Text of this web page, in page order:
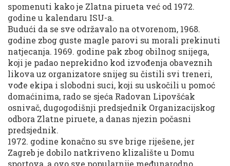
spomenuti kako je Zlatna pirueta već od 1972.
godine u kalendaru ISU-a.
Budući da se sve održavalo na otvorenom, 1968.
godine zbog guste magle parovi su morali prekinuti
natjecanja. 1969. godine pak zbog obilnog snijega,
koji je padao neprekidno kod izvođenja obaveznih
likova uz organizatore snijeg su čistili svi treneri,
vođe ekipa i slobodni suci, koji su uskočili u pomoć
domaćinima, rado se sjeća Radovan Lipovšćak
osnivač, dugogodišnji predsjednik Organizacijskog
odbora Zlatne piruete, a danas njezin počasni
predsjednik.
1972. godine konačno su sve brige riješene, jer
Zagreb je dobilo natkriveno klizalište u Domu
sportova, a ovo sve popularnije međunarodno